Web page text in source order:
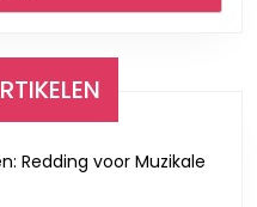
Redding voor Muzikale